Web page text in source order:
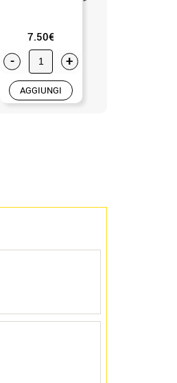
7.50€
- +
AGGIUNGI